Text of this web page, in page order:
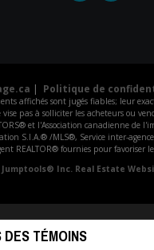
DES TÉMOINS
| Politique de
affichés sont jugés fiables; leur
vise pas à solliciter les acheteurs ou
et l'Association canadienne de
S.I.A.® /MLS®, Service inter-
REALTOR® fournies pour favoriser
Inc. Real Estate